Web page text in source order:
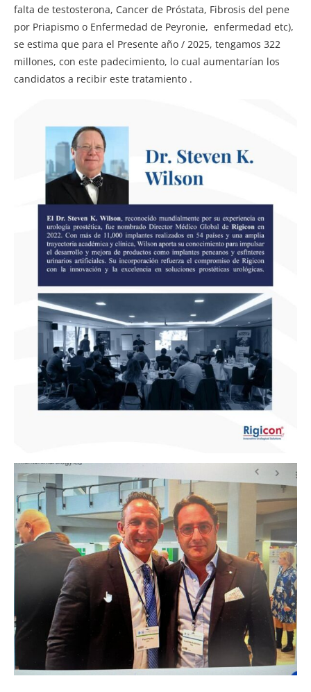
falta de testosterona, Cancer de Próstata, Fibrosis del pene
por Priapismo o Enfermedad de Peyronie, enfermedad etc),
se estima que para el Presente año / 2025, tengamos 322
millones, con este padecimiento, lo cual aumentarían los
candidatos a recibir este tratamiento .